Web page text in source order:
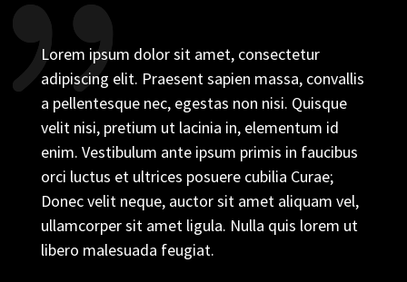
Lorem ipsum dolor sit amet, consectetur
adipiscing elit. Praesent sapien massa, convallis
a pellentesque nec, egestas non nisi. Quisque
velit nisi, pretium ut lacinia in, elementum id
enim. Vestibulum ante ipsum primis in faucibus
orci luctus et ultrices posuere cubilia Curae;
Donec velit neque, auctor sit amet aliquam vel,
ullamcorper sit amet ligula. Nulla quis lorem ut
libero malesuada feugiat.